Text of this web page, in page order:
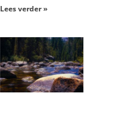
Lees verder »